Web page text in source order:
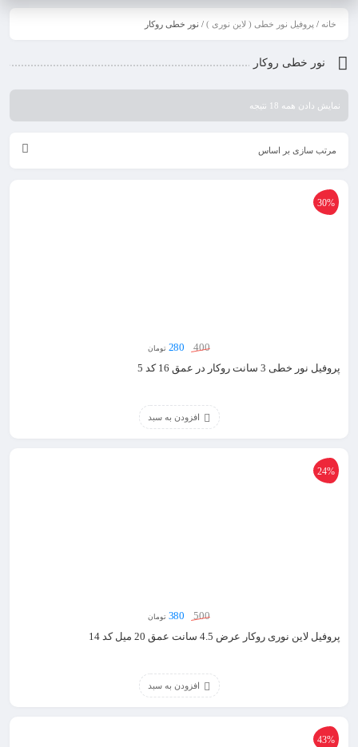
خانه / پروفیل نور خطی ( لاین نوری ) / نور خطی روکار
نور خطی روکار
نمایش دادن همه 18 نتیجه
مرتب سازی بر اساس
30%
400
280 تومان
پروفیل نور خطی 3 سانت روکار در عمق 16 کد 5
افزودن به سبد
24%
500
380 تومان
پروفیل لاین نوری روکار عرض 4.5 سانت عمق 20 میل کد 14
افزودن به سبد
43%